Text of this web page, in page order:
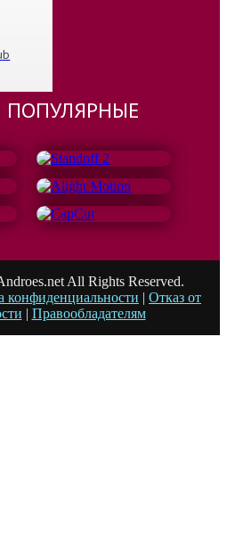
ПОПУЛЯРНЫЕ
All Rights Reserved.
конфиденциальности | Отказ от
| Правообладателям